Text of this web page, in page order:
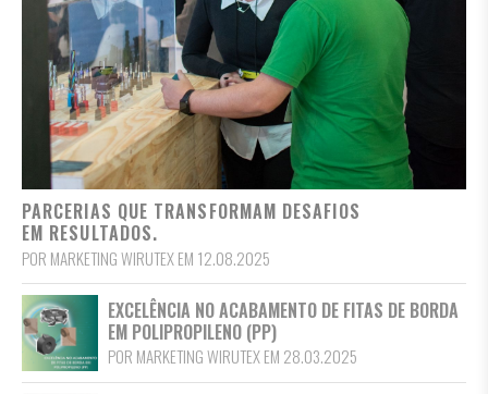
PARCERIAS QUE TRANSFORMAM DESAFIOS
EM RESULTADOS.
POR MARKETING WIRUTEX EM 12.08.2025
EXCELÊNCIA NO ACABAMENTO DE FITAS DE BORDA
EM POLIPROPILENO (PP)
POR MARKETING WIRUTEX EM 28.03.2025